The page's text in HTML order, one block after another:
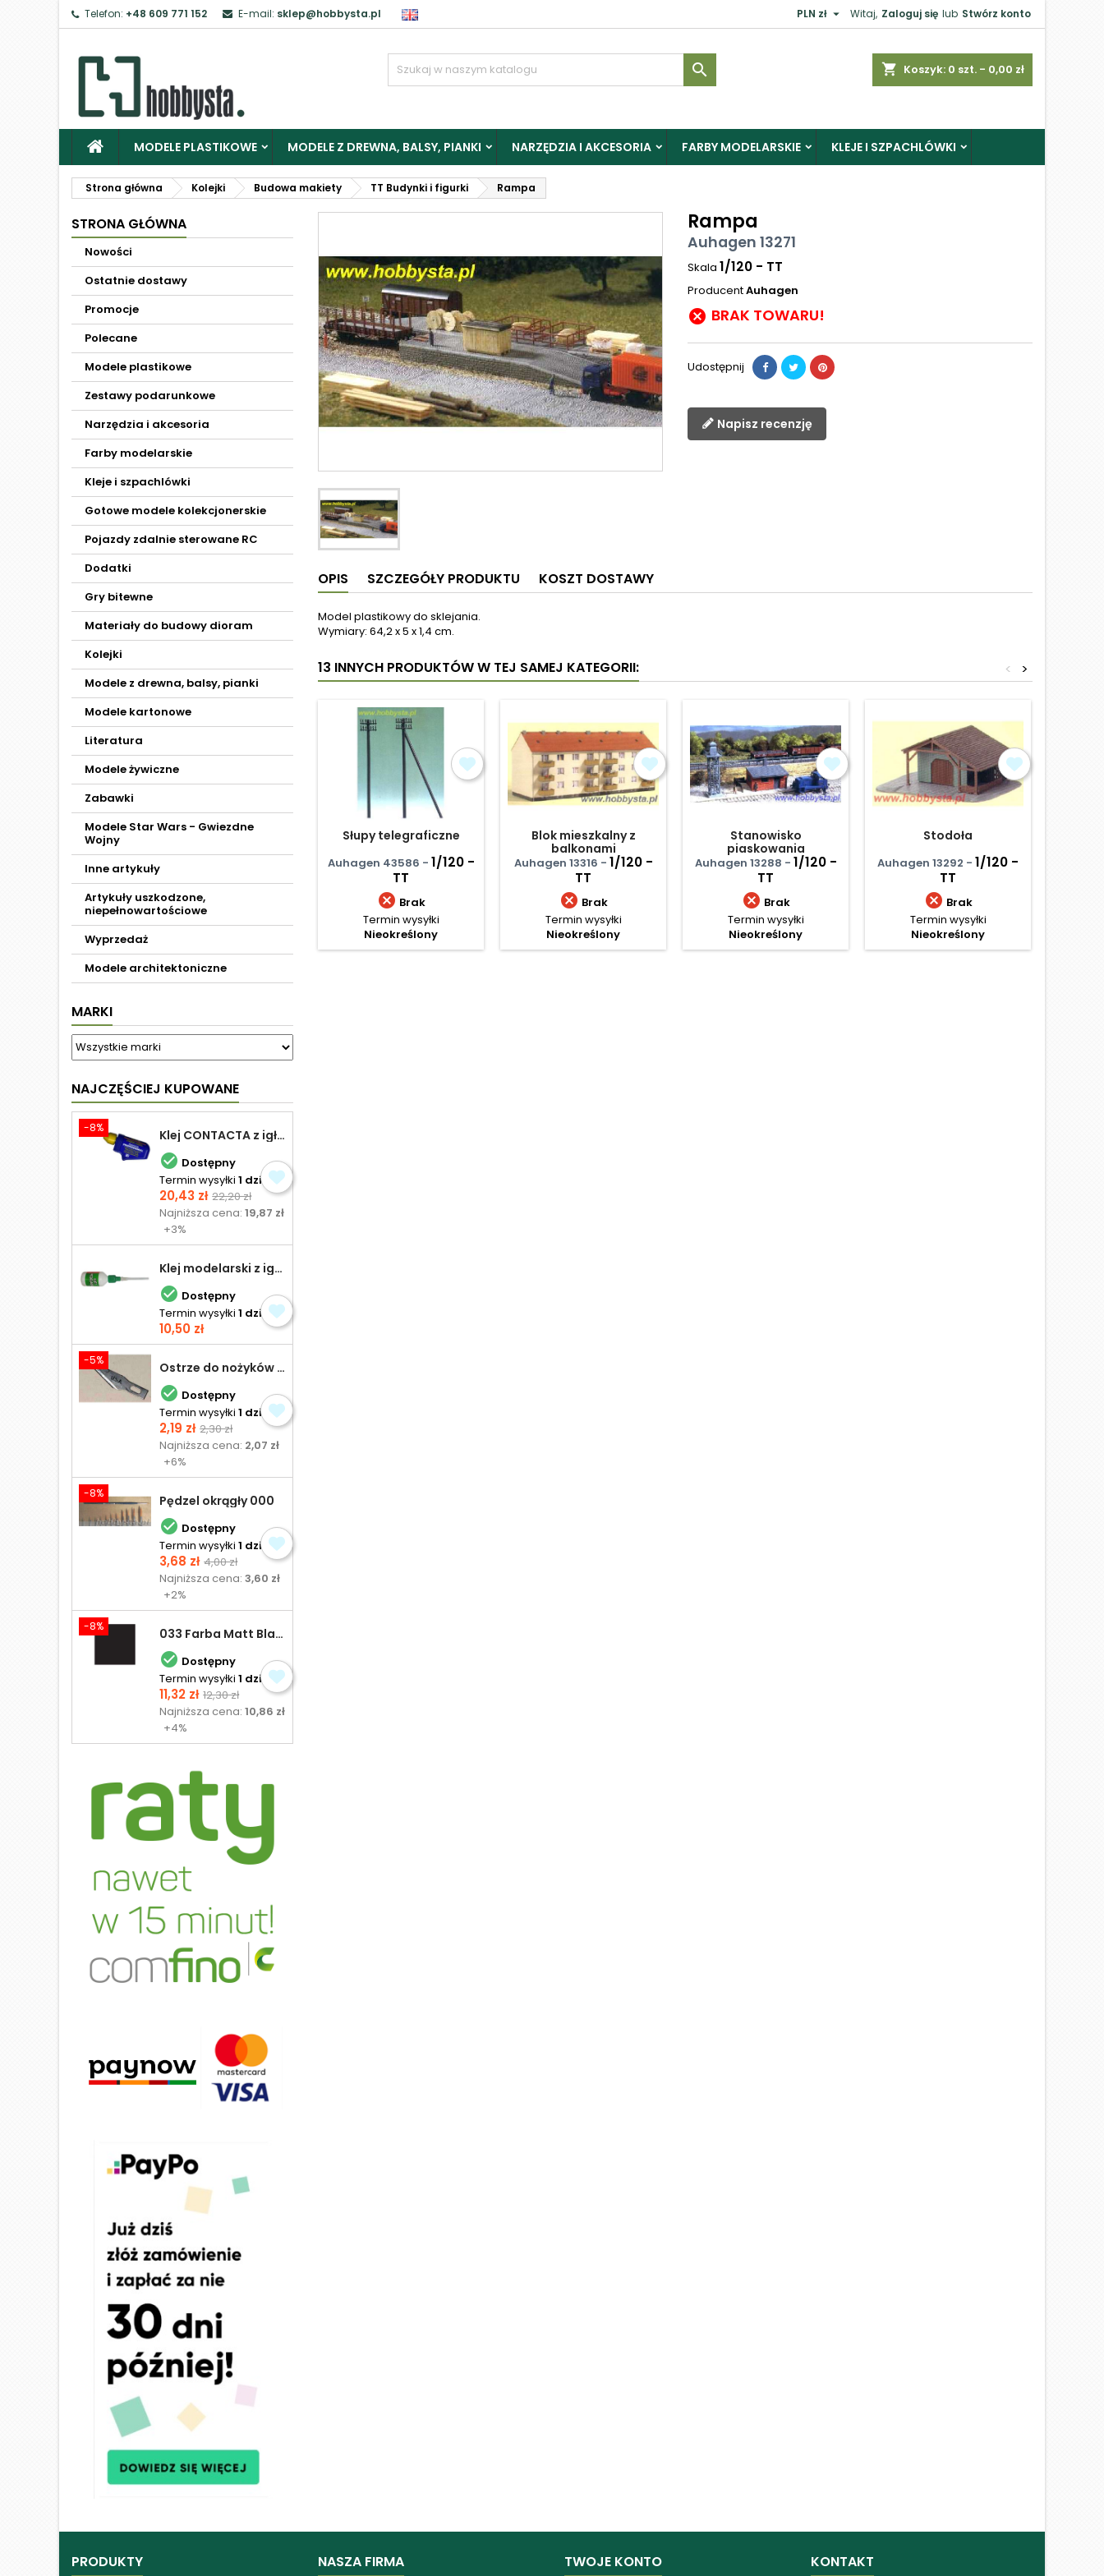
Telefon: +48 609 771 152 E-mail: sklep@hobbysta.pl Witaj, Zaloguj się lub Stwórz konto
PLN zł 
shopping_cart Koszyk: 0 szt. - 0,00 zł

MODELE PLASTIKOWE MODELE Z DREWNA, BALSY, PIANKI NARZĘDZIA I AKCESORIA FARBY MODELARSKIE KLEJE I SZPACHLÓWKI
Strona główna Kolejki Budowa makiety TT Budynki i figurki Rampa
STRONA GŁÓWNA
Nowości
Ostatnie dostawy
Promocje
Polecane
Modele plastikowe
Zestawy podarunkowe
Narzędzia i akcesoria
Farby modelarskie
Kleje i szpachlówki
Gotowe modele kolekcjonerskie
Pojazdy zdalnie sterowane RC
Dodatki
Gry bitewne
Materiały do budowy dioram
Kolejki
Modele z drewna, balsy, pianki
Modele kartonowe
Literatura
Modele żywiczne
Zabawki
Modele Star Wars - Gwiezdne
Wojny
Inne artykuły
Artykuły uszkodzone,
niepełnowartościowe
Wyprzedaż
Modele architektoniczne
MARKI
NAJCZĘŚCIEJ KUPOWANE
-8% Klej CONTACTA z igłą do plastiku 25,0 g
 Dostępny
Termin wysyłki 1 dzień
Cena
20,43 zł Cena
podstawowa
22,20 zł
Najniższa cena:19,87 zł
+3%
Klej modelarski z igłą 30 ml
 Dostępny
Termin wysyłki 1 dzień
Cena
10,50 zł
-5% Ostrze do nożyków Excel
 Dostępny
Termin wysyłki 1 dzień
Cena
2,19 zł Cena
podstawowa
2,30 zł
Najniższa cena: 2,07 zł
+6%
-8% Pędzel okrągły 000
 Dostępny
Termin wysyłki 1 dzień
Cena
3,68 zł Cena
podstawowa
4,00 zł
Najniższa cena:3,60 zł
+2%
-8% 033 Farba Matt Black - olejna
 Dostępny
Termin wysyłki 1 dzień
Cena
11,32 zł Cena
podstawowa
12,30 zł
Najniższa cena:10,86 zł
+4%
Rampa
Auhagen 13271
Skala 1/120 - TT
ProducentAuhagen
 BRAK TOWARU!
Udostępnij
Napisz recenzję
OPIS SZCZEGÓŁY PRODUKTU KOSZT DOSTAWY
Model plastikowy do sklejania.
Wymiary: 64,2 x 5 x 1,4 cm.
13 INNYCH PRODUKTÓW W TEJ SAMEJ KATEGORII: >
<
Słupy telegraficzne
Auhagen 43586 - 1/120 -
TT
 Brak
Termin wysyłki
Nieokreślony
Blok mieszkalny z
balkonami
Auhagen 13316 - 1/120 -
TT
 Brak
Termin wysyłki
Nieokreślony
Stanowisko
piaskowania
Auhagen 13288 - 1/120 -
TT
 Brak
Termin wysyłki
Nieokreślony
Stodoła
Auhagen 13292 - 1/120 -
TT
 Brak
Termin wysyłki
Nieokreślony
PRODUKTY NASZA FIRMA TWOJE KONTO KONTAKT